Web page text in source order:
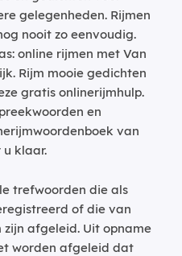
gelegenheden. Rijmen
nooit zo eenvoudig.
online rijmen met Van
Rijm mooie gedichten
gratis onlinerijmhulp.
en
van
klaar.
trefwoorden die als
of die van
afgeleid. Uit opname
worden afgeleid dat